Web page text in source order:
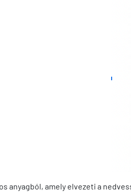
anyagból, amely elvezeti a